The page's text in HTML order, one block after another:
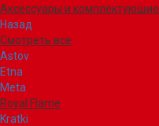
Аксессуары и комплектующие
Назад
Смотреть все
Astov
Etna
Meta
Royal Flame
Kratki